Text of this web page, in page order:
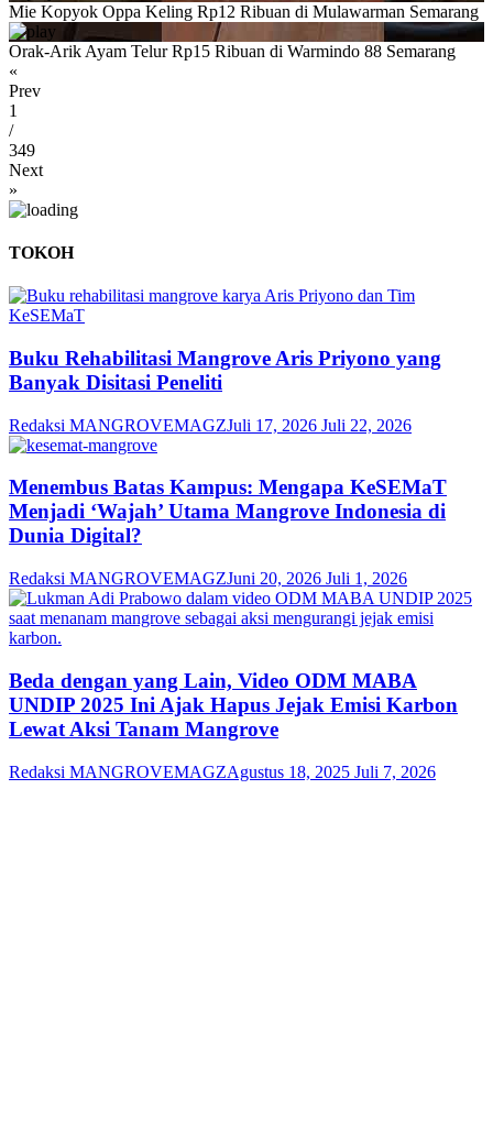
Mie Kopyok Oppa Keling Rp12 Ribuan di Mulawarman Semarang
Orak-Arik Ayam Telur Rp15 Ribuan di Warmindo 88 Semarang
«
Prev
1
/
349
Next
»
TOKOH
Buku Rehabilitasi Mangrove Aris Priyono yang
Banyak Disitasi Peneliti
Redaksi MANGROVEMAGZJuli 17, 2026 Juli 22, 2026
Menembus Batas Kampus: Mengapa KeSEMaT
Menjadi ‘Wajah’ Utama Mangrove Indonesia di
Dunia Digital?
Redaksi MANGROVEMAGZJuni 20, 2026 Juli 1, 2026
Beda dengan yang Lain, Video ODM MABA
UNDIP 2025 Ini Ajak Hapus Jejak Emisi Karbon
Lewat Aksi Tanam Mangrove
Redaksi MANGROVEMAGZAgustus 18, 2025 Juli 7, 2026